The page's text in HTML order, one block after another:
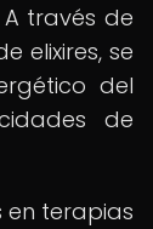
través de
elixires, se
del
de
en terapias